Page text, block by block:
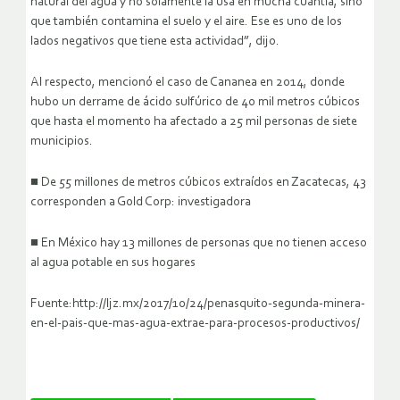
que también contamina el suelo y el aire. Ese es uno de los
lados negativos que tiene esta actividad”, dijo.
Al respecto, mencionó el caso de Cananea en 2014, donde
hubo un derrame de ácido sulfúrico de 40 mil metros cúbicos
que hasta el momento ha afectado a 25 mil personas de siete
municipios.
■ De 55 millones de metros cúbicos extraídos en Zacatecas, 43
corresponden a Gold Corp: investigadora
■ En México hay 13 millones de personas que no tienen acceso
al agua potable en sus hogares
Fuente:http://ljz.mx/2017/10/24/penasquito-segunda-minera-
en-el-pais-que-mas-agua-extrae-para-procesos-productivos/